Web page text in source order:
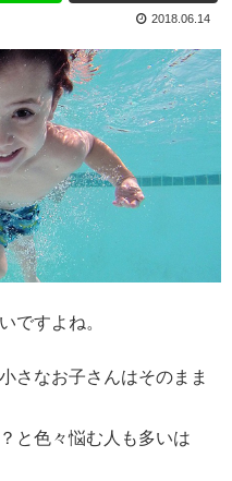
2018.06.14
ですよね。
さなお子さんはそのまま
と色々悩む人も多いは